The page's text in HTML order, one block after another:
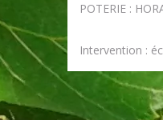
POTERIE :
Intervention :